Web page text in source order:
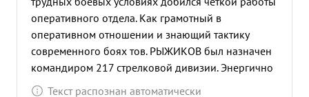
оперативного отдела. Как грамотный в
оперативном отношении и знающий тактику
современного боях тов. РЫЖИКОВ был назначен
командиром 217 стрелковой дивизии. Энергично
взявшись за укрепление воинской дисциплины
Текст распознан автоматически